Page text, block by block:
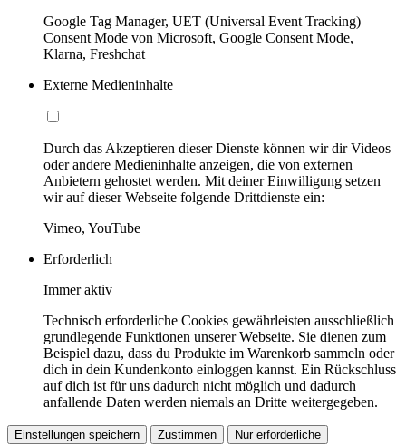
Google Tag Manager, UET (Universal Event Tracking)
Consent Mode von Microsoft, Google Consent Mode,
Klarna, Freshchat
Externe Medieninhalte
Durch das Akzeptieren dieser Dienste können wir dir Videos
oder andere Medieninhalte anzeigen, die von externen
Anbietern gehostet werden. Mit deiner Einwilligung setzen
wir auf dieser Webseite folgende Drittdienste ein:
Vimeo, YouTube
Erforderlich
Immer aktiv
Technisch erforderliche Cookies gewährleisten ausschließlich
grundlegende Funktionen unserer Webseite. Sie dienen zum
Beispiel dazu, dass du Produkte im Warenkorb sammeln oder
dich in dein Kundenkonto einloggen kannst. Ein Rückschluss
auf dich ist für uns dadurch nicht möglich und dadurch
anfallende Daten werden niemals an Dritte weitergegeben.
Einstellungen speichern Zustimmen Nur erforderliche